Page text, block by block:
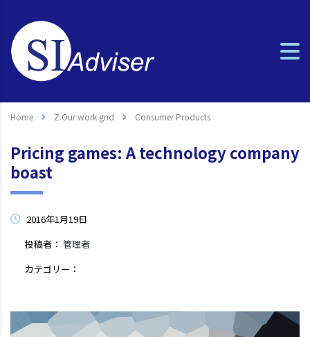
Home Z.Our work grid Consumer Products
Pricing games: A technology company
boast
2016年1月19日
投稿者： 管理者
カテゴリー：